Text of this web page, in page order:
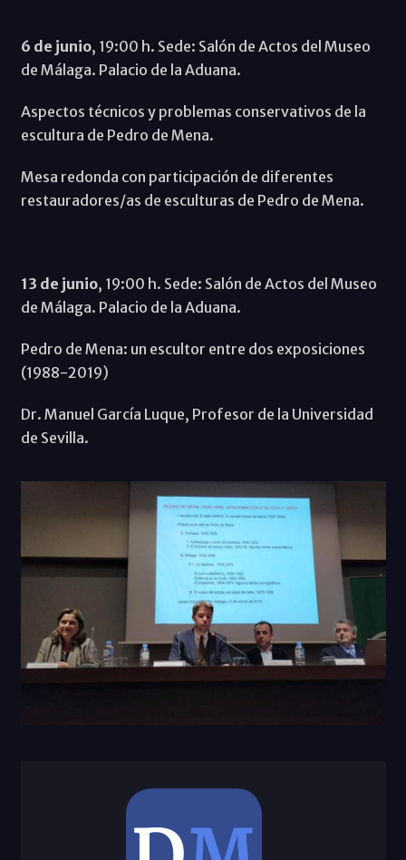
6 de junio, 19:00 h. Sede: Salón de Actos del Museo
de Málaga. Palacio de la Aduana.
Aspectos técnicos y problemas conservativos de la
escultura de Pedro de Mena.
Mesa redonda con participación de diferentes
restauradores/as de esculturas de Pedro de Mena.
13 de junio, 19:00 h. Sede: Salón de Actos del Museo
de Málaga. Palacio de la Aduana.
Pedro de Mena: un escultor entre dos exposiciones
(1988-2019)
Dr. Manuel García Luque, Profesor de la Universidad
de Sevilla.